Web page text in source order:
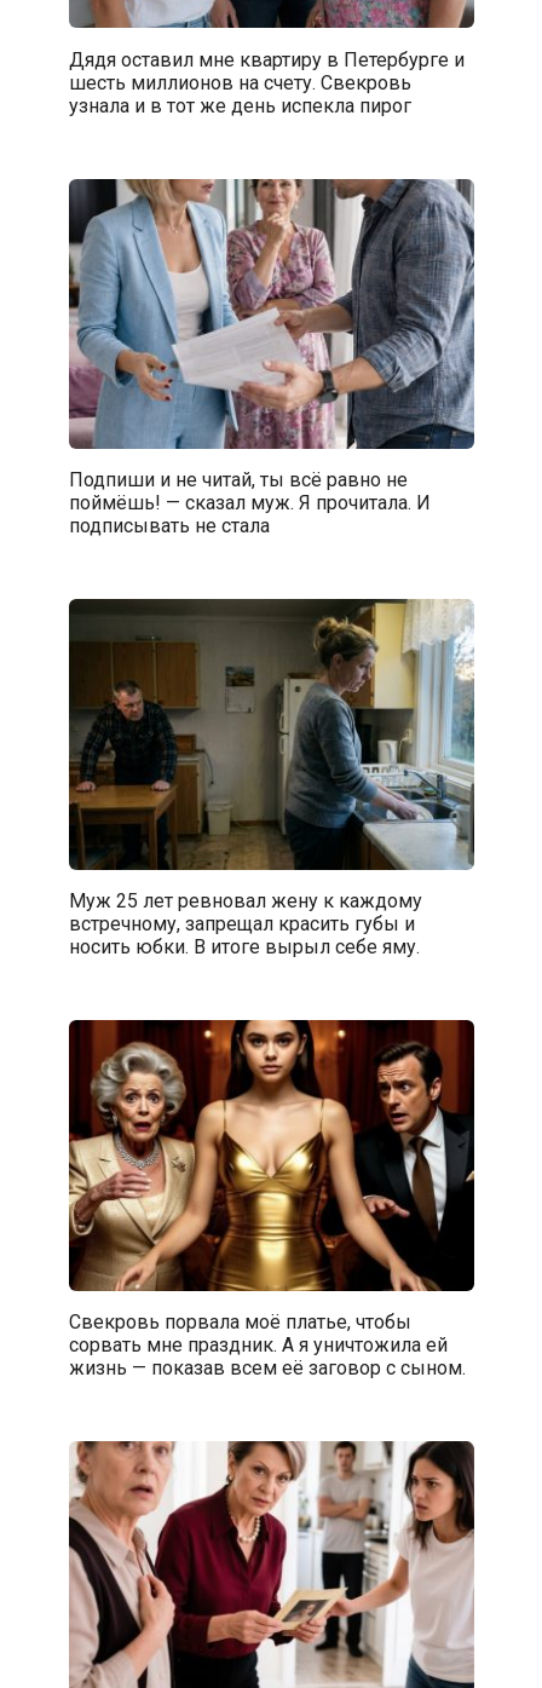
Дядя оставил мне квартиру в Петербурге и
шесть миллионов на счету. Свекровь
узнала и в тот же день испекла пирог
Подпиши и не читай, ты всё равно не
поймёшь! — сказал муж. Я прочитала. И
подписывать не стала
Муж 25 лет ревновал жену к каждому
встречному, запрещал красить губы и
носить юбки. В итоге вырыл себе яму.
Свекровь порвала моё платье, чтобы
сорвать мне праздник. А я уничтожила ей
жизнь — показав всем её заговор с сыном.